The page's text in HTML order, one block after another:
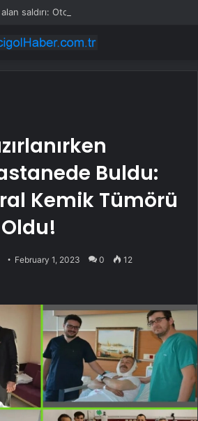
saldırı: Oto galeriyi kana buladılar
Buldu:
Kemik Tümörü
February 1, 2023 0 12